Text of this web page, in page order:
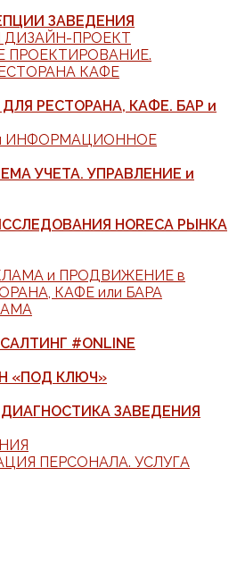
ЗАВЕДЕНИЯ
ДИЗАЙН-ПРОЕКТ
ПРОЕКТИРОВАНИЕ.
КАФЕ
РЕСТОРАНА, КАФЕ. БАР и
ИНФОРМАЦИОННОЕ
УЧЕТА. УПРАВЛЕНИЕ и
HORECA РЫНКА
и ПРОДВИЖЕНИЕ в
КАФЕ или БАРА
#ONLINE
«ПОД КЛЮЧ»
ЗАВЕДЕНИЯ
ПЕРСОНАЛА. УСЛУГА